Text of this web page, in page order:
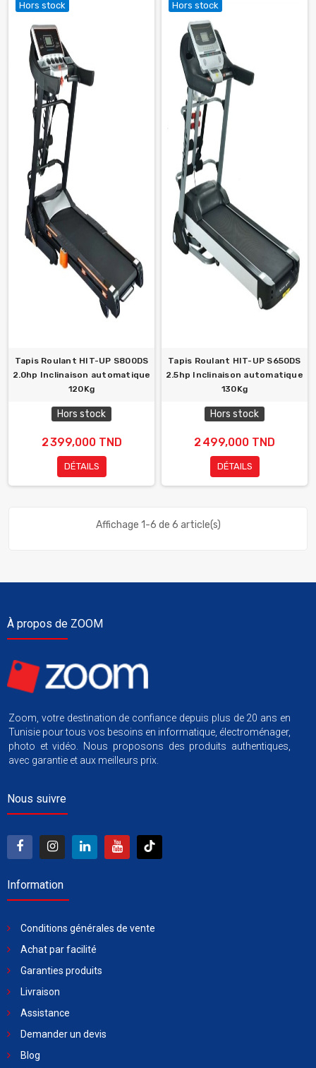
Hors stock
Tapis Roulant HIT-UP S800DS
2.0hp Inclinaison automatique
120Kg
Hors stock
2 399,000 TND
DÉTAILS
Hors stock
Tapis Roulant HIT-UP S650DS
2.5hp Inclinaison automatique
130Kg
Hors stock
2 499,000 TND
DÉTAILS
Affichage 1-6 de 6 article(s)
À propos de ZOOM
Zoom, votre destination de confiance depuis plus de 20 ans en
Tunisie pour tous vos besoins en informatique, électroménager,
photo et vidéo. Nous proposons des produits authentiques,
avec garantie et aux meilleurs prix.
Nous suivre
Information
Conditions générales de vente
Achat par facilité
Garanties produits
Livraison
Assistance
Demander un devis
Blog